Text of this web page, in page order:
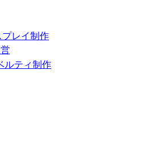
プレイ制作
ルティ制作